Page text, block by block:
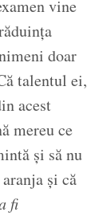
vine
doar
talentul ei,
acest
mereu ce
și să nu
și că
fi